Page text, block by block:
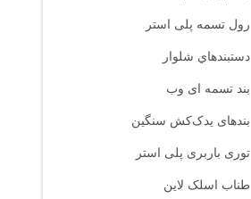
رول تسمه پلی استر
دستبندهاي شلوار
بند تسمه ای وب
بندهای یدک‌کش سنگین
توری باربری پلی استر
طناب اسلک لاین